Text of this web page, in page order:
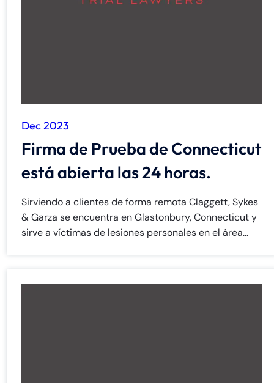
Dec 2023
Firma de Prueba de Connecticut
está abierta las 24 horas.
Sirviendo a clientes de forma remota Claggett, Sykes
& Garza se encuentra en Glastonbury, Connecticut y
sirve a víctimas de lesiones personales en el área...